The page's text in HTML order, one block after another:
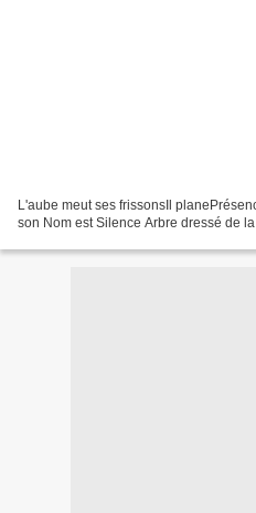
L'aube meut ses frissonsIl
son Nom est Silence Arbre dressé de